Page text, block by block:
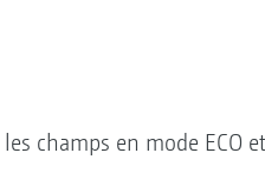
champs en mode ECO